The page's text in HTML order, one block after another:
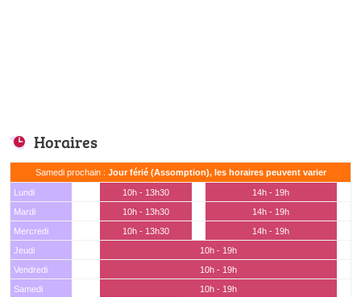
Horaires
Samedi prochain : Jour férié (Assomption), les horaires peuvent varier
Lundi 10h - 13h30
14h - 19h
Mardi
10h - 13h30
14h - 19h
Mercredi
10h - 13h30
14h - 19h
Jeudi
10h - 19h
Vendredi
10h - 19h
Samedi
10h - 19h